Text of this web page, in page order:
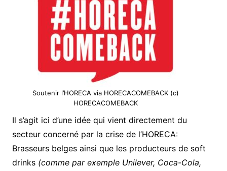
Soutenir l’HORECA via HORECACOMEBACK (c)
HORECACOMEBACK
Il s’agit ici d’une idée qui vient directement du
secteur concerné par la crise de l’HORECA:
Brasseurs belges ainsi que les producteurs de soft
drinks (comme par exemple Unilever, Coca-Cola,